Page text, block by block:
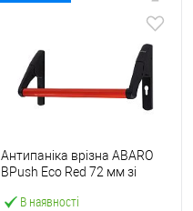
В наявності
Антипаніка врізна ABARO
BPush Eco Red 72 мм зі